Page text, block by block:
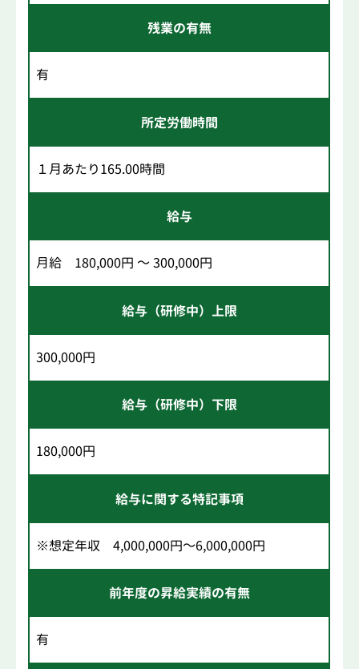
残業の有無
有
所定労働時間
１月あたり165.00時間
給与
月給 180,000円 ～ 300,000円
給与（研修中）上限
300,000円
給与（研修中）下限
180,000円
給与に関する特記事項
※想定年収 4,000,000円～6,000,000円
前年度の昇給実績の有無
有